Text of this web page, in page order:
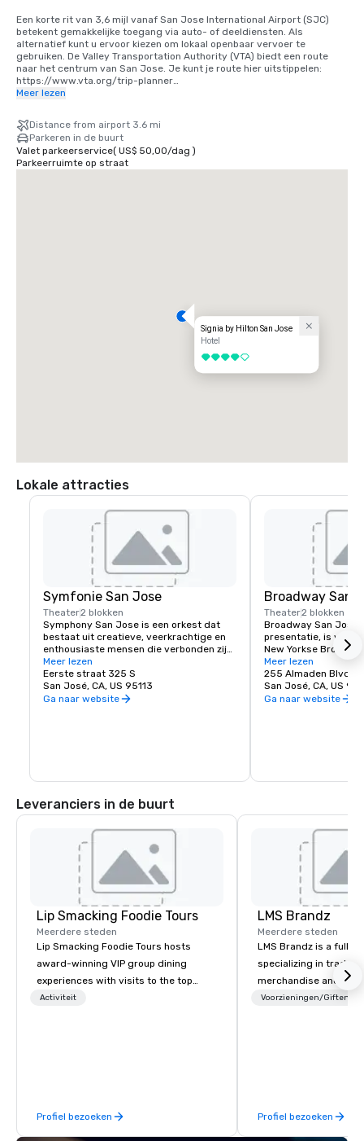
Een korte rit van 3,6 mijl vanaf San Jose International Airport (SJC)
betekent gemakkelijke toegang via auto- of deeldiensten. Als
alternatief kunt u ervoor kiezen om lokaal openbaar vervoer te
gebruiken. De Valley Transportation Authority (VTA) biedt een route
naar het centrum van San Jose. Je kunt je route hier uitstippelen:
https://www.vta.org/trip-planner
optie om 40 minuten naar het zuiden te rijden of gebruik te maken van
een gedeelde ritdienst. Als alternatief kunt u de trein gebruiken via
BART en Caltrain. https://www.bart.gov en https://www.caltrain.com
Meer lezen
Distance from airport 3.6 mi
Parkeren in de buurt
Valet parkeerservice( US$ 50,00/dag )
Parkeerruimte op straat
Signia by Hilton San Jose
Hotel
4 van 5
Lokale attracties
Symfonie San Jose
Theater2 blokken
Symphony San Jose is een orkest dat
bestaat uit creatieve, veerkrachtige en
enthousiaste mensen die verbonden zijn
door de liefde voor muziek. Het is er
trots op San Jose thuis te noemen en de
innovatieve en diverse cultuur van onze
gemeenschap te omarmen door
gemeenschapsprogramma's.
Meer lezen
Eerste straat 325 S
San José, CA, US 95113
Ga naar website
Broadway San
Theater2 blokken
Broadway San Jose,
presentatie, is waar
New Yorkse
vindt. Of je nu hier
bezoekt, Broadway
shows die je wilt
Meer lezen
255 Almaden Blvd
San José, CA, US
Ga naar website
Leveranciers in de buurt
Lip Smacking Foodie Tours
Meerdere steden
Lip Smacking Foodie Tours hosts
award-winning VIP group dining
experiences with visits to the top
restaurants throughout the United
and craft cocktails at each venue, all
with complete VIP service. This unique
Activiteit
Profiel bezoeken
LMS Brandz
Meerdere steden
LMS Brandz is a full-
specializing in trade
merchandise and
booth giveaways and
years of industry
commitment to
Voorzieningen/Giften
Profiel bezoeken